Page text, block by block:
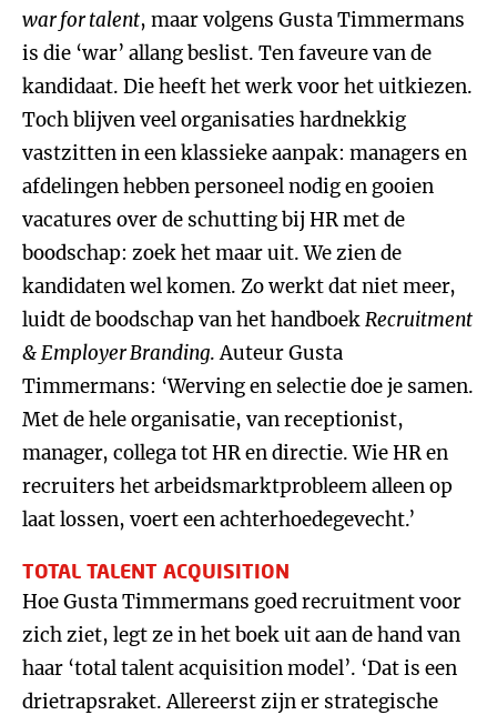
war for talent, maar volgens Gusta Timmermans
is die ‘war’ allang beslist. Ten faveure van de
kandidaat. Die heeft het werk voor het uitkiezen.
Toch blijven veel organisaties hardnekkig
vastzitten in een klassieke aanpak: managers en
afdelingen hebben personeel nodig en gooien
vacatures over de schutting bij HR met de
boodschap: zoek het maar uit. We zien de
kandidaten wel komen. Zo werkt dat niet meer,
luidt de boodschap van het handboekRecruitment
& Employer Branding. Auteur Gusta
Timmermans: ‘Werving en selectie doe je samen.
Met de hele organisatie, van receptionist,
manager, collega tot HR en directie. Wie HR en
recruiters het arbeidsmarktprobleem alleen op
laat lossen, voert een achterhoedegevecht.’
TOTAL TALENT ACQUISITION
Hoe Gusta Timmermans goed recruitment voor
zich ziet, legt ze in het boek uit aan de hand van
haar ‘total talent acquisition model’. ‘Dat is een
drietrapsraket. Allereerst zijn er strategische